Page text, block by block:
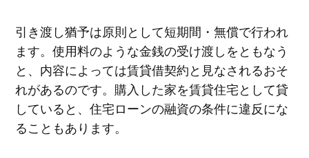
引き渡し猶予は原則として短期間・無償で行われ
ます。使用料のような金銭の受け渡しをともなう
と、内容によっては賃貸借契約と見なされるおそ
れがあるのです。購入した家を賃貸住宅として貸
していると、住宅ローンの融資の条件に違反にな
ることもあります。